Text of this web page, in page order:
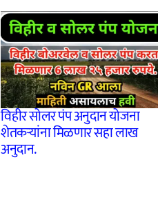
विहीर सोलर पंप अनुदान योजना
शेतकऱ्यांना मिळणार सहा लाख
अनुदान.